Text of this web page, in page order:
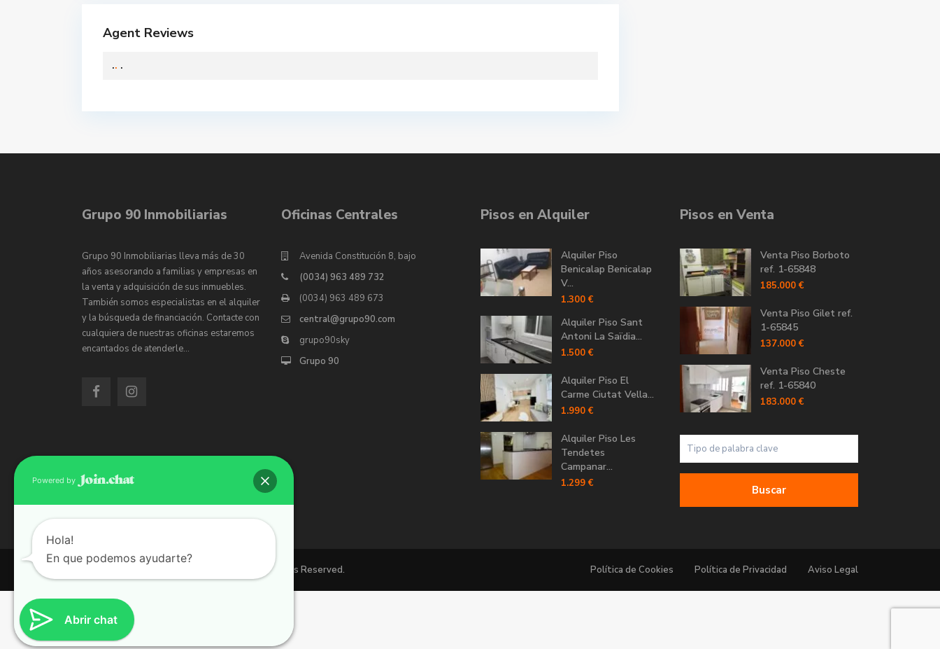
Agent Reviews
.. .
Grupo 90 Inmobiliarias
Grupo 90 Inmobiliarias lleva más de 30
años asesorando a familias y empresas en
la venta y adquisición de sus inmuebles.
También somos especialistas en el alquiler
y la búsqueda de financiación. Contacte con
cualquiera de nuestras oficinas estaremos
encantados de atenderle…
Oficinas Centrales
Avenida Constitución 8, bajo
(0034) 963 489 732
(0034) 963 489 673
central@grupo90.com
grupo90sky
Grupo 90
Pisos en Alquiler
Alquiler Piso
Benicalap Benicalap
V...
1.300 €
Alquiler Piso Sant
Antoni La Saïdia...
1.500 €
Alquiler Piso El
Carme Ciutat Vella...
1.990 €
Alquiler Piso Les
Tendetes
Campanar...
1.299 €
Pisos en Venta
Venta Piso Borboto
ref. 1-65848
185.000 €
Venta Piso Gilet ref.
1-65845
137.000 €
Venta Piso Cheste
ref. 1-65840
183.000 €
Buscar
Copyright 2026 | Grupo 90 inmobiliarias. All Rights Reserved. Política de Cookies Política de Privacidad Aviso Legal
Abrir chat
Powered by
Hola!
En que podemos ayudarte?